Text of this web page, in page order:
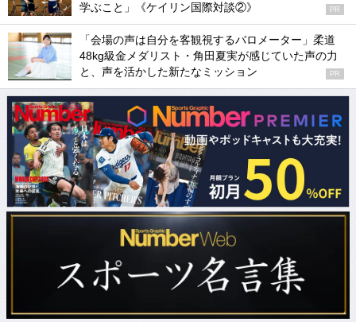
学ぶこと」《ケイリン国際対談②》
PR
「会場の声は自分を客観視するバロメーター」柔道
48kg級金メダリスト・角田夏実が感じていた声の力
と、声を活かした新たなミッション
PR